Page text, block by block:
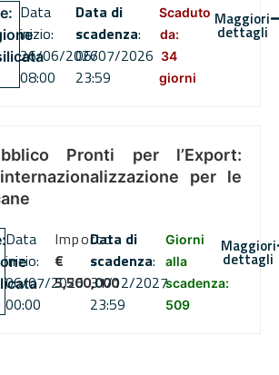
Data
inizio:
26/06/2026
08:00
Data di
scadenza:
06/07/2026
23:59
Scaduto
da:
34
giorni
Maggiori
dettagli
Pronti per l’Export:
per le
Data
inizio:
06/07/2026
00:00
Importo
€
5,500,000
Data di
scadenza:
31/12/2027
23:59
Giorni
alla
scadenza:
509
Maggiori
dettagli